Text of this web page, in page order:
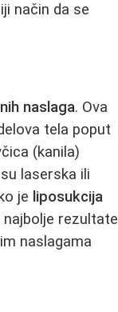
način da se
naslaga. Ova
tela poput
(kanila)
laserska ili
je liposukcija
najbolje rezultate
naslagama